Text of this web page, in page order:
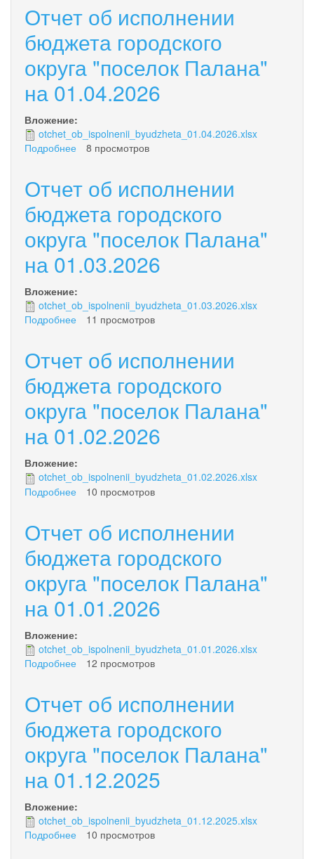
исполнении
городского
округа
"поселок
Палана"
на
01.05.2026
Отчет об исполнении
бюджета городского
округа "поселок Палана"
на 01.04.2026
Вложение:
otchet_ob_ispolnenii_byudzheta_01.04.2026.xlsx
Подробнее
исполнении
городского
округа
"поселок
Палана"
на
01.04.2026
8 просмотров
Отчет об исполнении
бюджета городского
округа "поселок Палана"
на 01.03.2026
Вложение:
otchet_ob_ispolnenii_byudzheta_01.03.2026.xlsx
Подробнее
исполнении
городского
округа
"поселок
Палана"
на
01.03.2026
11 просмотров
Отчет об исполнении
бюджета городского
округа "поселок Палана"
на 01.02.2026
Вложение:
otchet_ob_ispolnenii_byudzheta_01.02.2026.xlsx
Подробнее
исполнении
городского
округа
"поселок
Палана"
на
01.02.2026
10 просмотров
Отчет об исполнении
бюджета городского
округа "поселок Палана"
на 01.01.2026
Вложение:
otchet_ob_ispolnenii_byudzheta_01.01.2026.xlsx
Подробнее
исполнении
городского
округа
"поселок
Палана"
на
01.01.2026
12 просмотров
Отчет об исполнении
бюджета городского
округа "поселок Палана"
на 01.12.2025
Вложение:
otchet_ob_ispolnenii_byudzheta_01.12.2025.xlsx
Подробнее
10 просмотров